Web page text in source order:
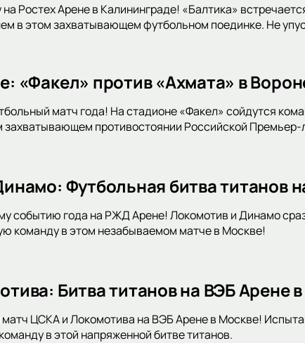
на Ростех Арене в Калининграде! «Балтика»
в этом захватывающем футбольном поединке. Не
«Факел» против «Ахмата» в
матч года! На стадионе «Факел» сойдутся
захватывающем противостоянии Российской Премьер-
Футбольная битва титанов
событию года на РЖД Арене! Локомотив и Динамо
команду в этом незабываемом матче в Москве!
Битва титанов на ВЭБ Арене
ЦСКА и Локомотива на ВЭБ Арене в Москве!
в этой напряженной битве титанов.